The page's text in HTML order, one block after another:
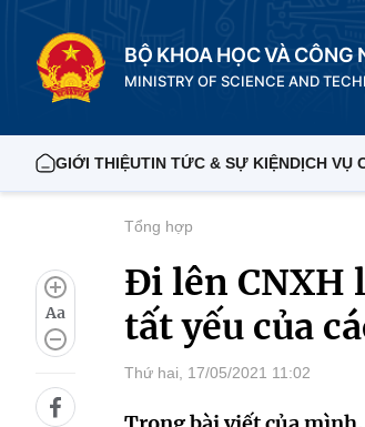
BỘ KHOA HỌC VÀ CÔNG
MINISTRY OF SCIENCE AND
GIỚI THIỆUTIN TỨC & SỰ KIỆNDỊCH VỤ
Aa
Tổng hợp
Đi lên CNXH
tất yếu của
Thứ hai, 17/05/2021 11:02